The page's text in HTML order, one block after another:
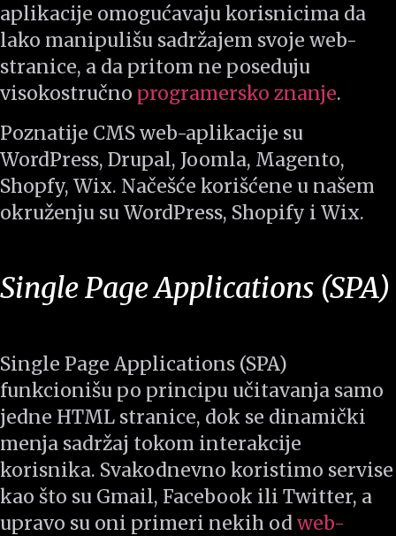
aplikacije omogućavaju korisnicima da
lako manipulišu sadržajem svoje web-
stranice, a da pritom ne poseduju
visokostručno programersko znanje.
Poznatije CMS web-aplikacije su
WordPress, Drupal, Joomla, Magento,
Shopfy, Wix. Načešće korišćene u našem
okruženju su WordPress, Shopify i Wix.
Single Page Applications (SPA)
Single Page Applications (SPA)
funkcionišu po principu učitavanja samo
jedne HTML stranice, dok se dinamički
menja sadržaj tokom interakcije
korisnika. Svakodnevno koristimo servise
kao što su Gmail, Facebook ili Twitter, a
upravo su oni primeri nekih od web-